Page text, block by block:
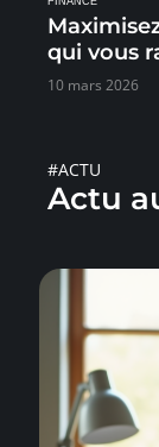
qui vous
10 mars 2026
#ACTU
Actu